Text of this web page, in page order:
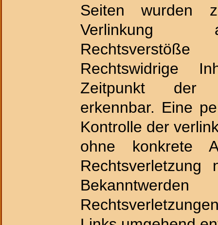
Seiten wurden
Verlinkung
Rechtswidrige
Zeitpunkt der
erkennbar. Eine
Kontrolle der
ohne konkrete
Rechtsverletzung